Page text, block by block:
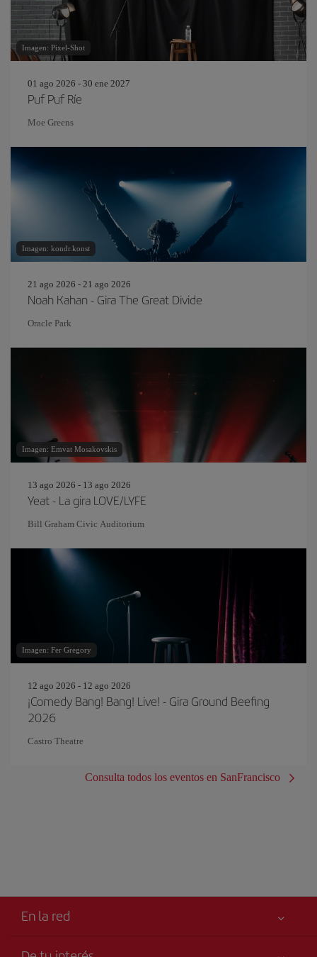
Imagen: Pixel-Shot
01 ago 2026 - 30 ene 2027
Puf Puf Ríe
Moe Greens
Imagen: kondr.konst
21 ago 2026 - 21 ago 2026
Noah Kahan - Gira The Great Divide
Oracle Park
Imagen: Emvat Mosakovskis
13 ago 2026 - 13 ago 2026
Yeat - La gira LOVE/LYFE
Bill Graham Civic Auditorium
Imagen: Fer Gregory
12 ago 2026 - 12 ago 2026
¡Comedy Bang! Bang! Live! - Gira Ground Beefing
2026
Castro Theatre
Consulta todos los eventos en SanFrancisco
En la red